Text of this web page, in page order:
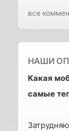
все
НАШИ
Какая
самые